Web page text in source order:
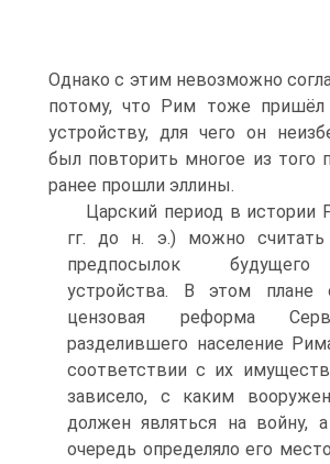
Однако с этим невозможно
потому, что Рим тоже пришёл
устройству, для чего он
был повторить многое из того
ранее прошли эллины.
Царский период в истории
гг. до н. э.) можно считать
предпосылок будущего
устройства. В этом плане
цензовая реформа
разделившего население
со­ответствии с их
зависело, с каким
должен являться на войну,
очередь определяло его